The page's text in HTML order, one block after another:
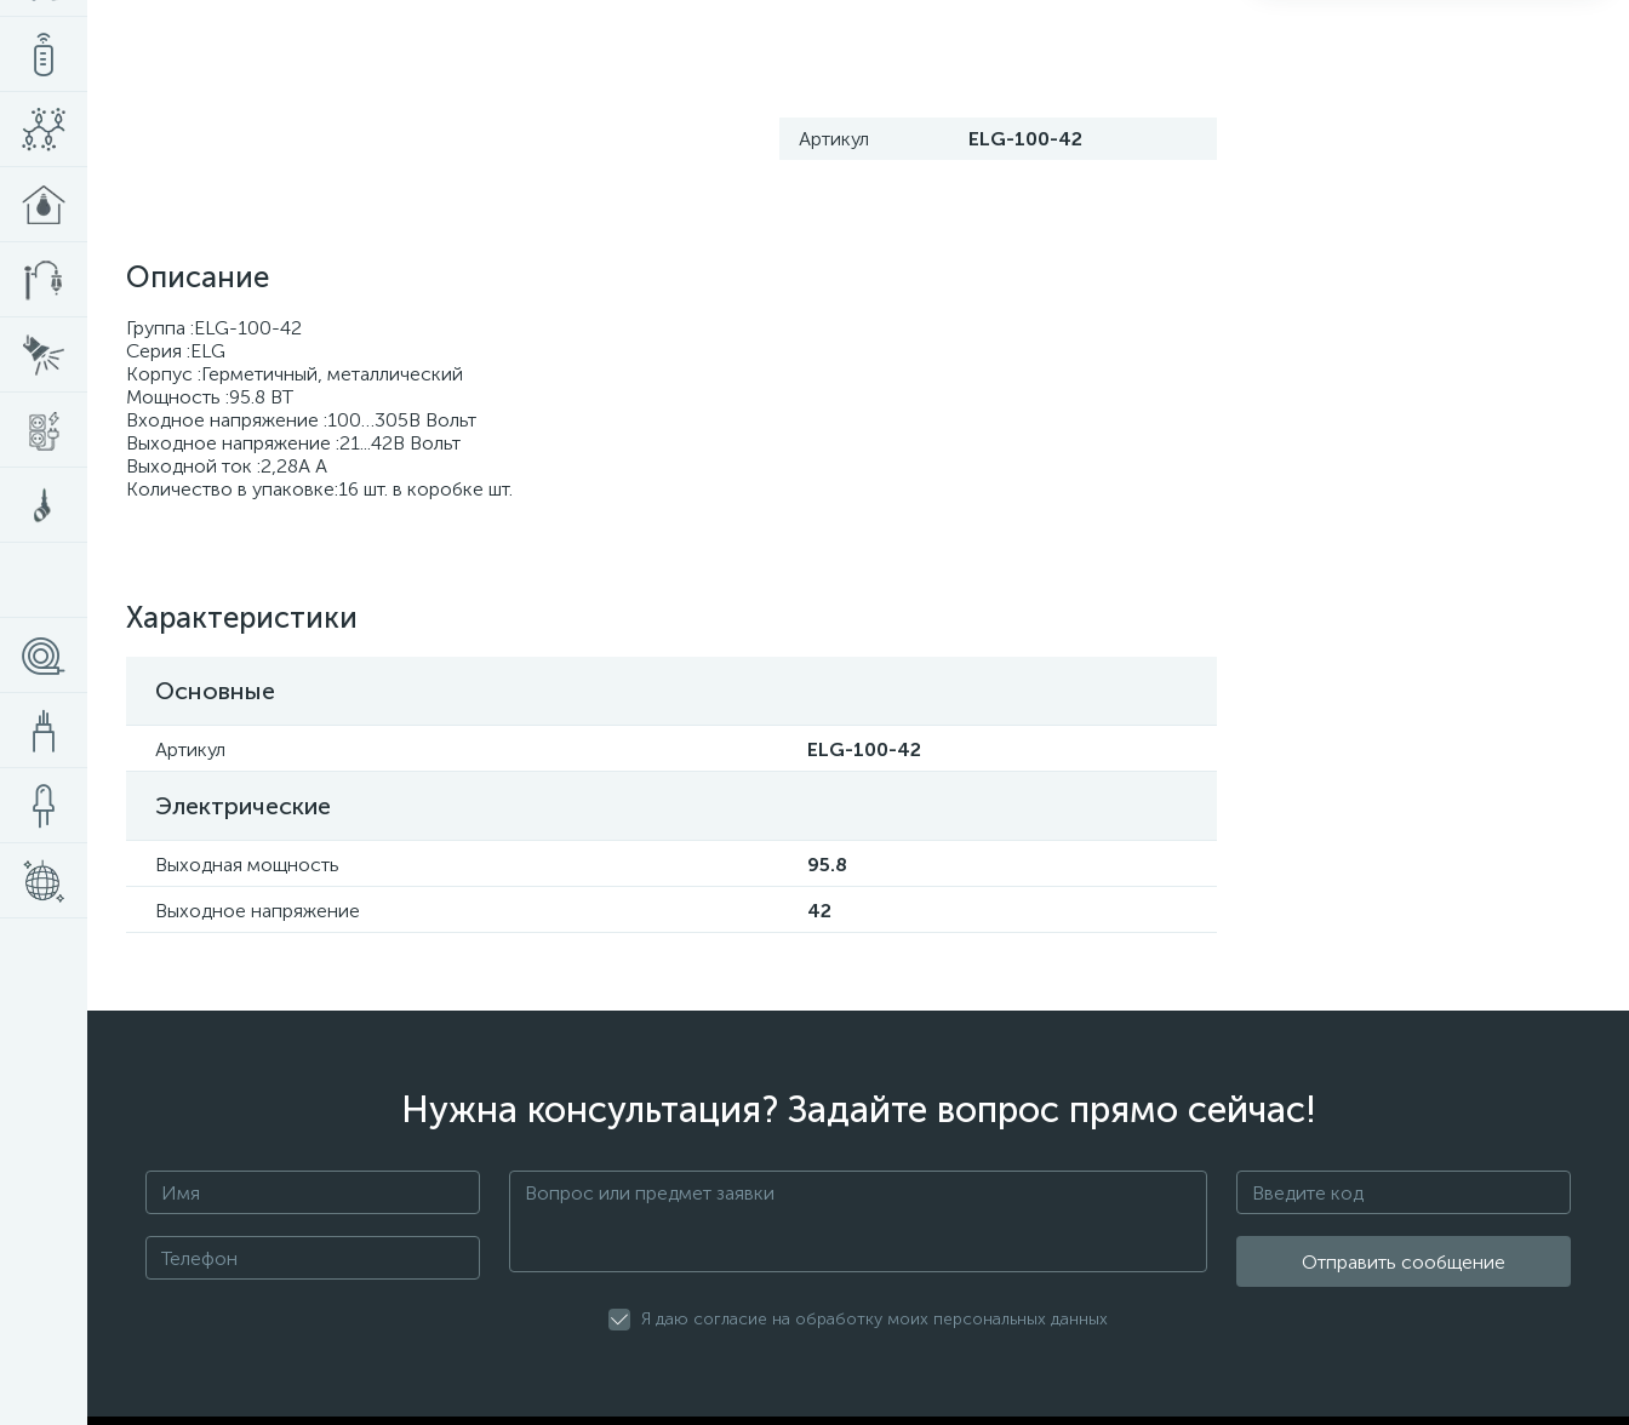
Артикул ELG-100-42
Описание
Группа :ELG-100-42
Серия :ELG
Корпус :Герметичный, металлический
Мощность :95.8 BT
Входное напряжение :100…305В Вольт
Выходное напряжение :21...42В Вольт
Выходной ток :2,28А А
Количество в упаковке:16 шт. в коробке шт.
Характеристики
Основные
Артикул ELG-100-42
Электрические
Выходная мощность
95.8
Выходное напряжение
42
Нужна консультация? Задайте вопрос прямо сейчас!
Отправить сообщение
Я даю согласие на обработку моих персональных данных